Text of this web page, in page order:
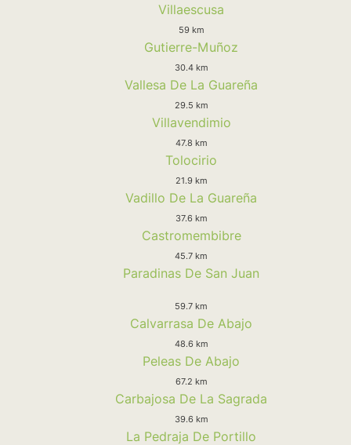
Villaescusa
59 km
Gutierre-Muñoz
30.4 km
Vallesa De La Guareña
29.5 km
Villavendimio
47.8 km
Tolocirio
21.9 km
Vadillo De La Guareña
37.6 km
Castromembibre
45.7 km
Paradinas De San Juan
59.7 km
Calvarrasa De Abajo
48.6 km
Peleas De Abajo
67.2 km
Carbajosa De La Sagrada
39.6 km
La Pedraja De Portillo